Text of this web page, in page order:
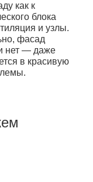
как к
блока
и узлы.
фасад
нет — даже
в красивую